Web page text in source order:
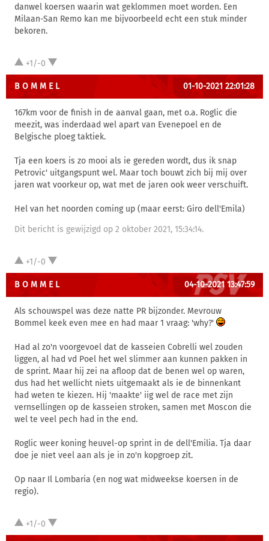
danwel koersen waarin wat geklommen moet worden. Een
Milaan-San Remo kan me bijvoorbeeld echt een stuk minder
bekoren.
+1/-0
B O M M E L 01-10-2021 22:01:28
167km voor de finish in de aanval gaan, met o.a. Roglic die
meezit, was inderdaad wel apart van Evenepoel en de
Belgische ploeg taktiek.
Tja een koers is zo mooi als ie gereden wordt, dus ik snap
Petrovic' uitgangspunt wel. Maar toch bouwt zich bij mij over
jaren wat voorkeur op, wat met de jaren ook weer verschuift.
Hel van het noorden coming up (maar eerst: Giro dell'Emila)
Dit bericht is gewijzigd op 2 oktober 2021, 15:34:14.
+1/-0
B O M M E L 04-10-2021 13:47:59
Als schouwspel was deze natte PR bijzonder. Mevrouw
Bommel keek even mee en had maar 1 vraag: 'why?'
Had al zo'n voorgevoel dat de kasseien Cobrelli wel zouden
liggen, al had vd Poel het wel slimmer aan kunnen pakken in
de sprint. Maar hij zei na afloop dat de benen wel op waren,
dus had het wellicht niets uitgemaakt als ie de binnenkant
had weten te kiezen. Hij 'maakte' iig wel de race met zijn
vernsellingen op de kasseien stroken, samen met Moscon die
wel te veel pech had in the end.
Roglic weer koning heuvel-op sprint in de dell'Emilia. Tja daar
doe je niet veel aan als je in zo'n kopgroep zit.
Op naar Il Lombaria (en nog wat midweekse koersen in de
regio).
+1/-0